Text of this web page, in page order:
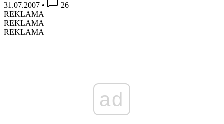
31.07.2007 •
26
REKLAMA
REKLAMA
REKLAMA
ad